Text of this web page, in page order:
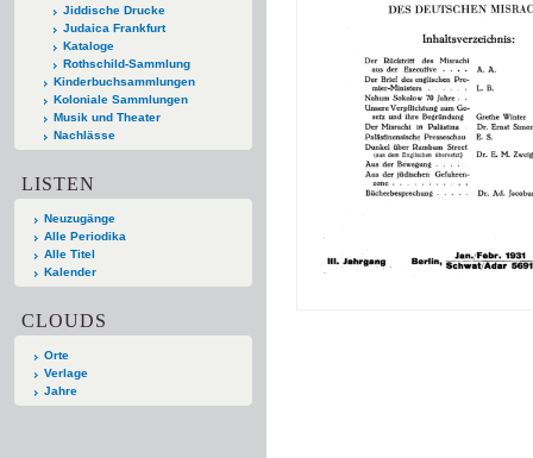
Jiddische Drucke
Judaica Frankfurt
Kataloge
Rothschild-Sammlung
Kinderbuchsammlungen
Koloniale Sammlungen
Musik und Theater
Nachlässe
LISTEN
Neuzugänge
Alle Periodika
Alle Titel
Kalender
CLOUDS
Orte
Verlage
Jahre